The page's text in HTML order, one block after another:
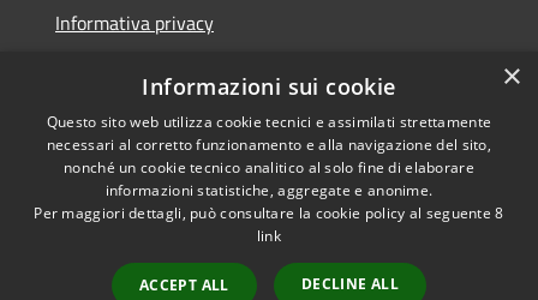
Informativa privacy
Dichiarazione di accessibilità
RSS
Copyright © 2026 • Comune di
Municipium •
×
Informazioni sui cookie
Questo sito web utilizza cookie tecnici e assimilati strettamente
necessari al corretto funzionamento e alla navigazione del sito,
nonché un cookie tecnico analitico al solo fine di elaborare
informazioni statistiche, aggregate e anonime.
Per maggiori dettagli, può consultare la cookie policy al seguente8
link
ACCEPT ALL DECLINE ALL